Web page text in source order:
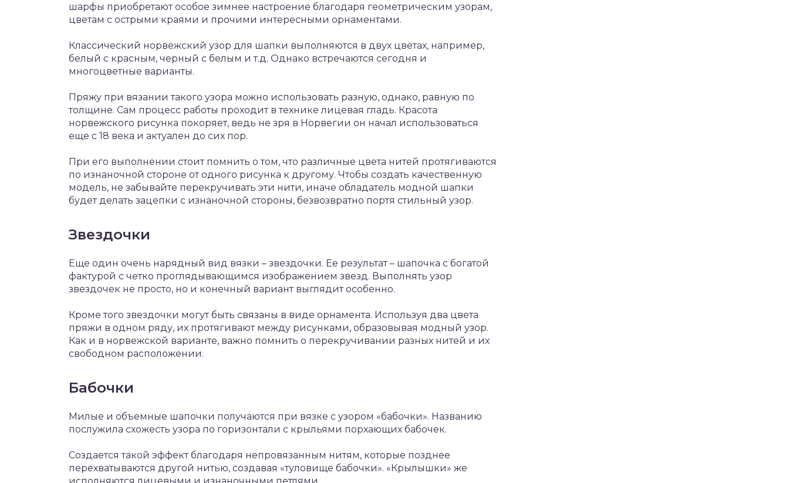
шарфы приобретают особое зимнее настроение благодаря геометрическим узорам,
цветам с острыми краями и прочими интересными орнаментами.
Классический норвежский узор для шапки выполняются в двух цветах, например,
белый с красным, черный с белым и т.д. Однако встречаются сегодня и
многоцветные варианты.
Пряжу при вязании такого узора можно использовать разную, однако, равную по
толщине. Сам процесс работы проходит в технике лицевая гладь. Красота
норвежского рисунка покоряет, ведь не зря в Норвегии он начал использоваться
еще с 18 века и актуален до сих пор.
При его выполнении стоит помнить о том, что различные цвета нитей протягиваются
по изнаночной стороне от одного рисунка к другому. Чтобы создать качественную
модель, не забывайте перекручивать эти нити, иначе обладатель модной шапки
будет делать зацепки с изнаночной стороны, безвозвратно портя стильный узор.
Звездочки
Еще один очень нарядный вид вязки – звездочки. Ее результат – шапочка с богатой
фактурой с четко проглядывающимся изображением звезд. Выполнять узор
звездочек не просто, но и конечный вариант выглядит особенно.
Кроме того звездочки могут быть связаны в виде орнамента. Используя два цвета
пряжи в одном ряду, их протягивают между рисунками, образовывая модный узор.
Как и в норвежской варианте, важно помнить о перекручивании разных нитей и их
свободном расположении.
Бабочки
Милые и объемные шапочки получаются при вязке с узором «бабочки». Названию
послужила схожесть узора по горизонтали с крыльями порхающих бабочек.
Создается такой эффект благодаря непровязанным нитям, которые позднее
перехватываются другой нитью, создавая «туловище бабочки». «Крылышки» же